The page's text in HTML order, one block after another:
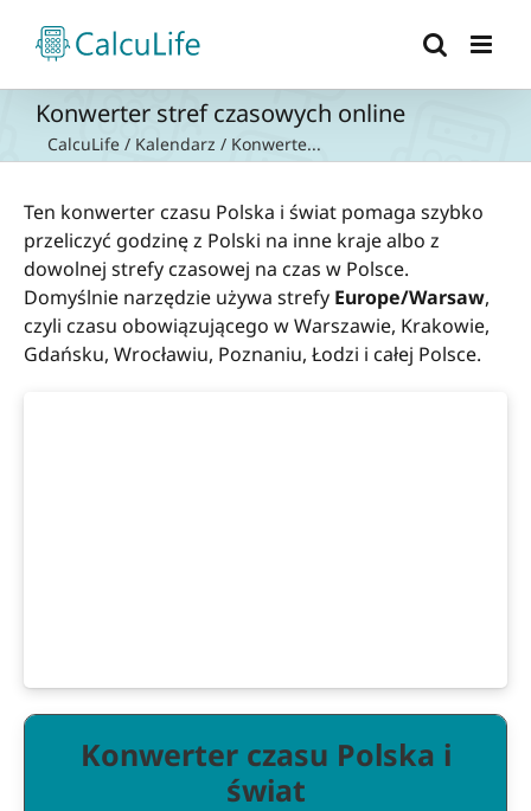
zawartości
Konwerter stref czasowych online
CalcuLife / Kalendarz / Konwerte...
Ten konwerter czasu Polska i świat pomaga szybko
przeliczyć godzinę z Polski na inne kraje albo z
dowolnej strefy czasowej na czas w Polsce.
Domyślnie narzędzie używa strefy Europe/Warsaw,
czyli czasu obowiązującego w Warszawie, Krakowie,
Gdańsku, Wrocławiu, Poznaniu, Łodzi i całej Polsce.
Konwerter czasu Polska i
świat